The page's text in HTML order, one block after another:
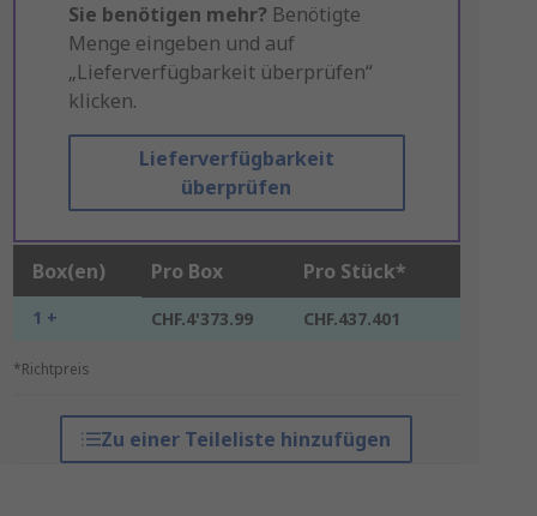
Sie benötigen mehr? Benötigte
Menge eingeben und auf
„Lieferverfügbarkeit überprüfen“
klicken.
Lieferverfügbarkeit
überprüfen
Box(en) Pro Box Pro Stück*
1 + CHF.4'373.99 CHF.437.401
*Richtpreis
Zu einer Teileliste hinzufügen